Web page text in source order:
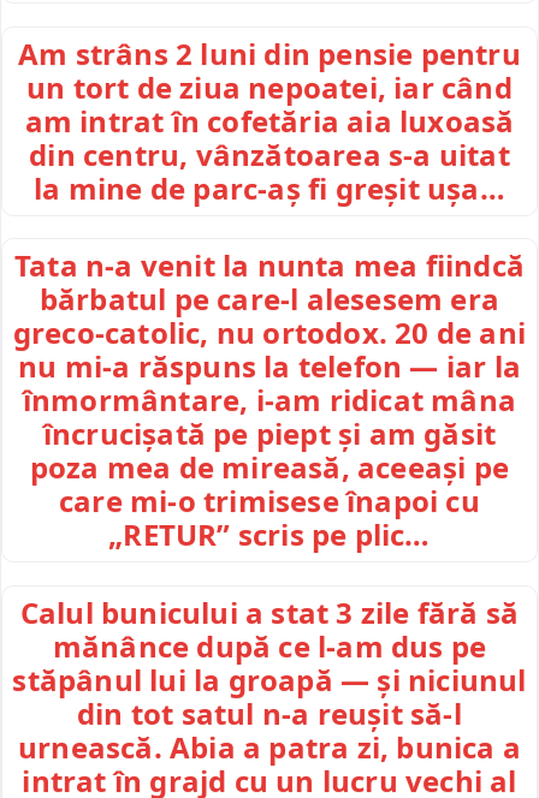
Am strâns 2 luni din pensie pentru
un tort de ziua nepoatei, iar când
am intrat în cofetăria aia luxoasă
din centru, vânzătoarea s-a uitat
la mine de parc-aș fi greșit ușa…
Tata n-a venit la nunta mea fiindcă
bărbatul pe care-l alesesem era
greco-catolic, nu ortodox. 20 de ani
nu mi-a răspuns la telefon — iar la
înmormântare, i-am ridicat mâna
încrucișată pe piept și am găsit
poza mea de mireasă, aceeași pe
care mi-o trimisese înapoi cu
„RETUR” scris pe plic…
Calul bunicului a stat 3 zile fără să
mănânce după ce l-am dus pe
stăpânul lui la groapă — și niciunul
din tot satul n-a reușit să-l
urnească. Abia a patra zi, bunica a
intrat în grajd cu un lucru vechi al